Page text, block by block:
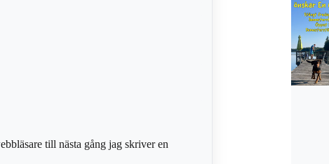
till nästa gång jag skriver en